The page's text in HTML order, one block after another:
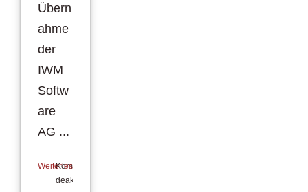
Übern
ahme
der
IWM
Softw
are
AG ...
Weiterlesen
Kommentare
deaktiviert